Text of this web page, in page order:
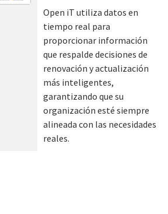
Open iT utiliza datos en
tiempo real para
proporcionar información
que respalde decisiones de
renovación y actualización
más inteligentes,
garantizando que su
organización esté siempre
alineada con las necesidades
reales.